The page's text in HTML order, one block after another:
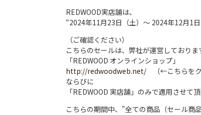
REDWOOD実店舗は、
“2024年11月23日（土）〜 2024年12月1
（ご確認ください）
こちらのセールは、弊社が運営しておりま
「REDWOOD オンラインショップ」
http://redwoodweb.net/（←こちらをク
ならびに
「REDWOOD 実店舗」のみで適用させて
こちらの期間中、”全ての商品（セール商